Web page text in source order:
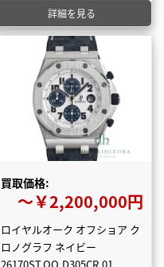
詳細を見る
買取価格:
〜￥2,200,000円
ロイヤルオーク オフショア ク
ロノグラフ ネイビー
26170ST.OO.D305CR.01